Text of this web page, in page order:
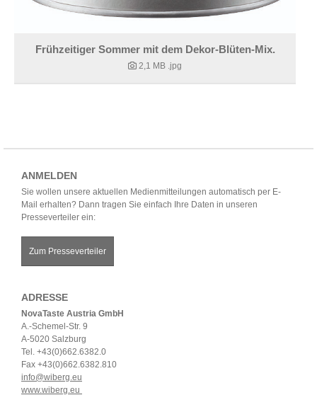
Frühzeitiger Sommer mit dem Dekor-Blüten-Mix.
2,1 MB .jpg
ANMELDEN
Sie wollen unsere aktuellen Medienmitteilungen automatisch per E-
Mail erhalten? Dann tragen Sie einfach Ihre Daten in unseren
Presseverteiler ein:
Zum Presseverteiler
ADRESSE
NovaTaste Austria GmbH
A.-Schemel-Str. 9
A-5020 Salzburg
Tel. +43(0)662.6382.0
Fax +43(0)662.6382.810
info@wiberg.eu
www.wiberg.eu